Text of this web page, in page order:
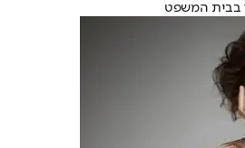
בבית המשפט